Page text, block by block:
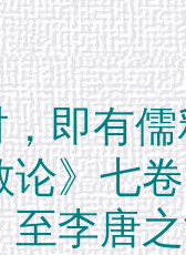
即有
论》七
至李唐